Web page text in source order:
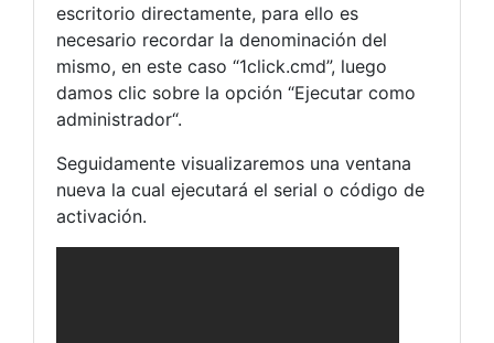
escritorio directamente, para ello es
necesario recordar la denominación del
mismo, en este caso “1click.cmd”, luego
damos clic sobre la opción “Ejecutar como
administrador“.
Seguidamente visualizaremos una ventana
nueva la cual ejecutará el serial o código de
activación.